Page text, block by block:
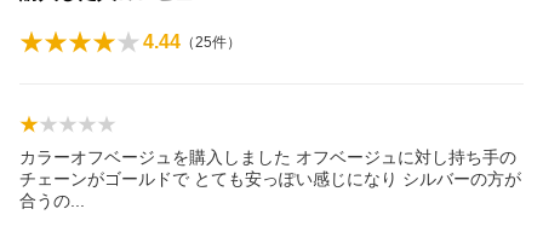
4.44 （25件）
カラーオフベージュを購入しました オフベージュに対し持ち手の
チェーンがゴールドで とても安っぽい感じになり シルバーの方が
合うの